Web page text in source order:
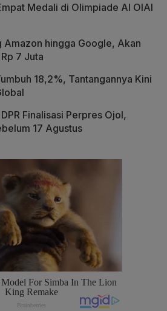
Medali di Olimpiade AI OIAI
Amazon hingga Google, Akan
7 Juta
18,2%, Tantangannya Kini
Finalisasi Perpres Ojol,
17 Agustus